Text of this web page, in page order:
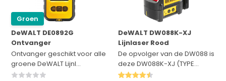
Groen
DeWALT DE0892G
Ontvanger
Ontvanger geschikt voor alle
groene DeWALT Lijnl...
DeWALT DW088K-XJ
Lijnlaser Rood
De opvolger van de DW088 is
deze DW088K-XJ (TYPE...